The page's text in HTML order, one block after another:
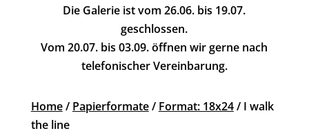
Die Galerie ist vom 26.06. bis 19.07.
geschlossen.
Vom 20.07. bis 03.09. öffnen wir gerne nach
telefonischer Vereinbarung.
Home/ Papierformate/ Format: 18x24/ I walk
the line